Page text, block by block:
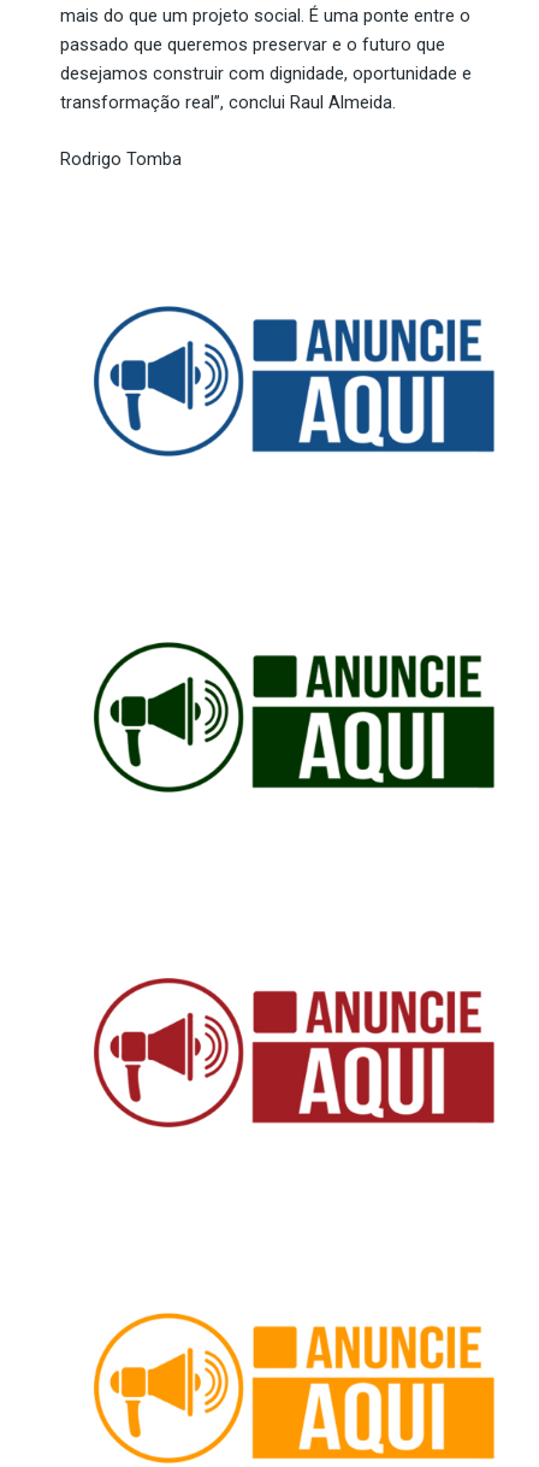
mais do que um projeto social. É uma ponte entre o
passado que queremos preservar e o futuro que
desejamos construir com dignidade, oportunidade e
transformação real”, conclui Raul Almeida.
Rodrigo Tomba